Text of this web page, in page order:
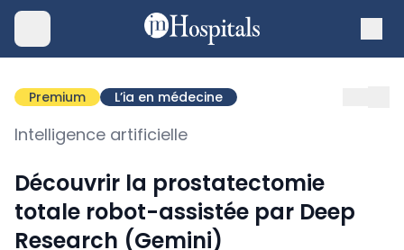
Premium L’ia en médecine
Intelligence artificielle
Découvrir la prostatectomie
totale robot-assistée par Deep
Research (Gemini)